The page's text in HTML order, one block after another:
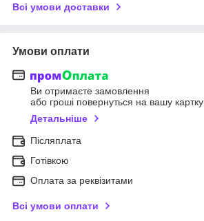
Всі умови доставки
Умови оплати
Ви отримаєте замовлення
або гроші повернуться на вашу картку
Детальніше
Післяплата
Готівкою
Оплата за реквізитами
Всі умови оплати